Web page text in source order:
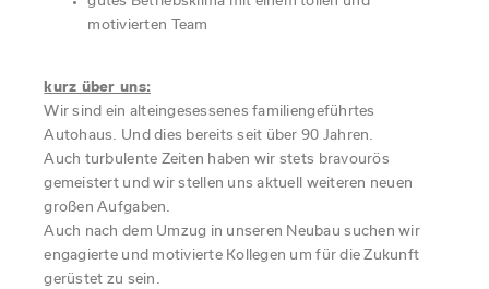
motivierten Team
kurz über uns:
Wir sind ein alteingesessenes familiengeführtes
Autohaus. Und dies bereits seit über 90 Jahren.
Auch turbulente Zeiten haben wir stets bravourös
gemeistert und wir stellen uns aktuell weiteren neuen
großen Aufgaben.
Auch nach dem Umzug in unseren Neubau suchen wir
engagierte und motivierte Kollegen um für die Zukunft
gerüstet zu sein.